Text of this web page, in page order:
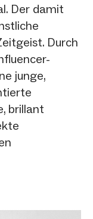
Der damit
Durch
junge,
brillant